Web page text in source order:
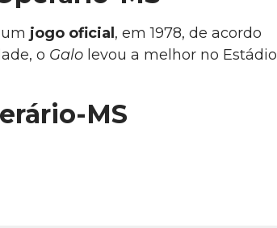
jogo oficial , em 1978, de acordo
o Galo levou a melhor no Estádio
MS